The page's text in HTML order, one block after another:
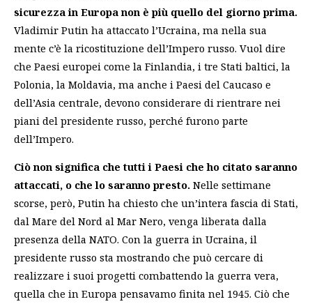
sicurezza in Europa non è più quello del giorno prima.
Vladimir Putin ha attaccato l’Ucraina, ma nella sua
mente c’è la ricostituzione dell’Impero russo. Vuol dire
che Paesi europei come la Finlandia, i tre Stati baltici, la
Polonia, la Moldavia, ma anche i Paesi del Caucaso e
dell’Asia centrale, devono considerare di rientrare nei
piani del presidente russo, perché furono parte
dell’Impero.
Ciò non significa che tutti i Paesi che ho citato saranno
attaccati, o che lo saranno presto. Nelle settimane
scorse, però, Putin ha chiesto che un’intera fascia di Stati,
dal Mare del Nord al Mar Nero, venga liberata dalla
presenza della NATO. Con la guerra in Ucraina, il
presidente russo sta mostrando che può cercare di
realizzare i suoi progetti combattendo la guerra vera,
quella che in Europa pensavamo finita nel 1945. Ciò che